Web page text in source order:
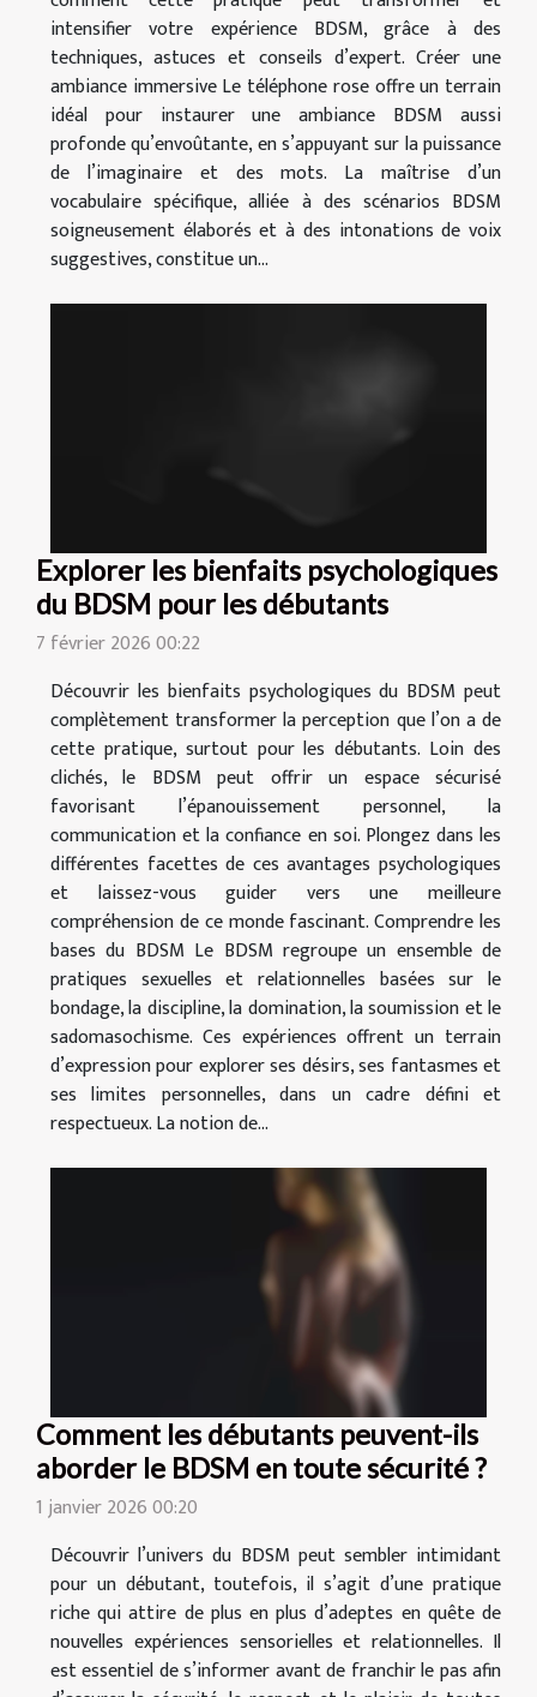
intensifier votre expérience BDSM, grâce à des
techniques, astuces et conseils d’expert. Créer une
ambiance immersive Le téléphone rose offre un terrain
idéal pour instaurer une ambiance BDSM aussi
profonde qu’envoûtante, en s’appuyant sur la puissance
de l’imaginaire et des mots. La maîtrise d’un
vocabulaire spécifique, alliée à des scénarios BDSM
soigneusement élaborés et à des intonations de voix
suggestives, constitue un...
Explorer les bienfaits psychologiques
du BDSM pour les débutants
7 février 2026 00:22
Découvrir les bienfaits psychologiques du BDSM peut
complètement transformer la perception que l’on a de
cette pratique, surtout pour les débutants. Loin des
clichés, le BDSM peut offrir un espace sécurisé
favorisant l’épanouissement personnel, la
communication et la confiance en soi. Plongez dans les
différentes facettes de ces avantages psychologiques
et laissez-vous guider vers une meilleure
compréhension de ce monde fascinant. Comprendre les
bases du BDSM Le BDSM regroupe un ensemble de
pratiques sexuelles et relationnelles basées sur le
bondage, la discipline, la domination, la soumission et le
sadomasochisme. Ces expériences offrent un terrain
d’expression pour explorer ses désirs, ses fantasmes et
ses limites personnelles, dans un cadre défini et
respectueux. La notion de...
Comment les débutants peuvent-ils
aborder le BDSM en toute sécurité ?
1 janvier 2026 00:20
Découvrir l’univers du BDSM peut sembler intimidant
pour un débutant, toutefois, il s’agit d’une pratique
riche qui attire de plus en plus d’adeptes en quête de
nouvelles expériences sensorielles et relationnelles. Il
est essentiel de s’informer avant de franchir le pas afin